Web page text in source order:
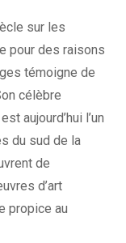
sur les
pour des raisons
témoigne de
célèbre
aujourd’hui l’un
du sud de la
de
d’art
propice au